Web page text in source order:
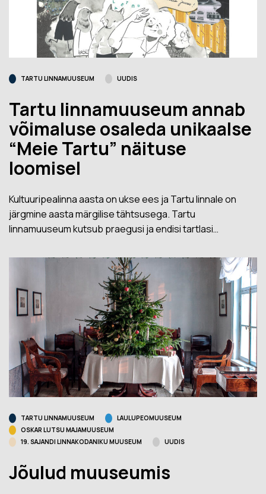
TARTU LINNAMUUSEUM UUDIS
Tartu linnamuuseum annab
võimaluse osaleda unikaalse
“Meie Tartu” näituse
loomisel
Kultuuripealinna aasta on ukse ees ja Tartu linnale on
järgmine aasta märgilise tähtsusega. Tartu
linnamuuseum kutsub praegusi ja endisi tartlasi…
TARTU LINNAMUUSEUM
LAULUPEOMUUSEUM
OSKAR LUTSU MAJAMUUSEUM
19. SAJANDI LINNAKODANIKU MUUSEUM
UUDIS
Jõulud muuseumis